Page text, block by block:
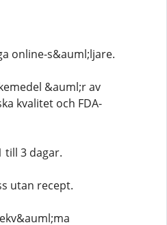
online-s&auml;ljare.
&auml;r av
kvalitet och FDA-
till 3 dagar.
utan recept.